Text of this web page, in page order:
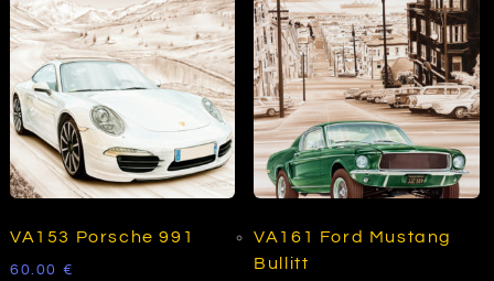
VA153 Porsche 991
60.00 €
VA161 Ford Mustang
Bullitt